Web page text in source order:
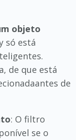
objeto
só está
de que está
de
: O filtro
se o